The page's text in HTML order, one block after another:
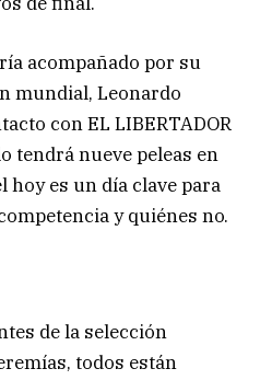
acompañado por su
mundial, Leonardo
con EL LIBERTADOR
tendrá nueve peleas en
hoy es un día clave para
y quiénes no.
de la selección
todos están